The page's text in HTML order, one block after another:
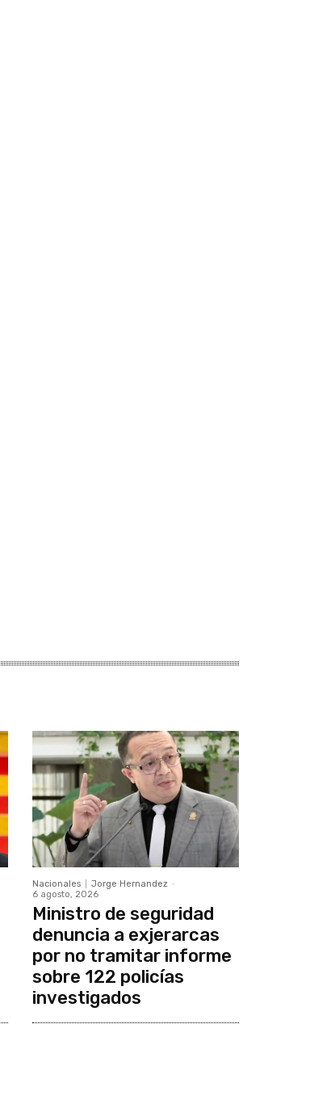
Nacionales Jorge Hernandez -
6 agosto, 2026
Ministro de seguridad
denuncia a exjerarcas
por no tramitar informe
sobre 122 policías
investigados